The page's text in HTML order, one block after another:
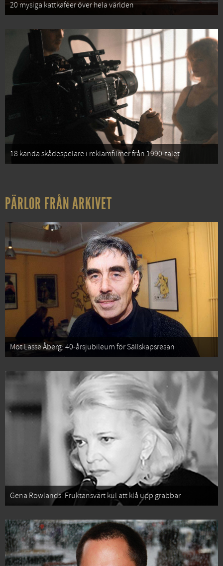
20 mysiga kattkaféer över hela världen
18 kända skådespelare i reklamfilmer från 1990-talet
PÄRLOR FRÅN ARKIVET
Möt Lasse Åberg: 40-årsjubileum för Sällskapsresan
Gena Rowlands: Fruktansvärt kul att klå upp grabbar